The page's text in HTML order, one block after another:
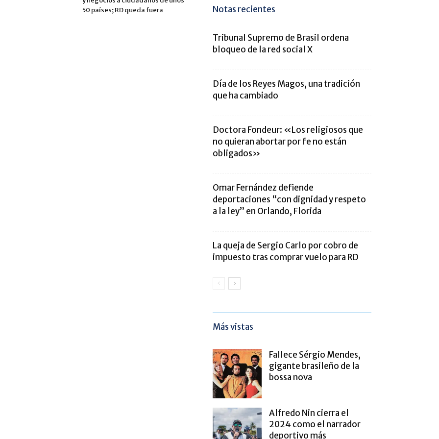
50 países; RD queda fuera
Notas recientes
Tribunal Supremo de Brasil ordena
bloqueo de la red social X
Día de los Reyes Magos, una tradición
que ha cambiado
Doctora Fondeur: «Los religiosos que
no quieran abortar por fe no están
obligados»
Omar Fernández defiende
deportaciones “con dignidad y respeto
a la ley” en Orlando, Florida
La queja de Sergio Carlo por cobro de
impuesto tras comprar vuelo para RD
Más vistas
Fallece Sérgio Mendes,
gigante brasileño de la
bossa nova
Alfredo Nin cierra el
2024 como el narrador
deportivo más